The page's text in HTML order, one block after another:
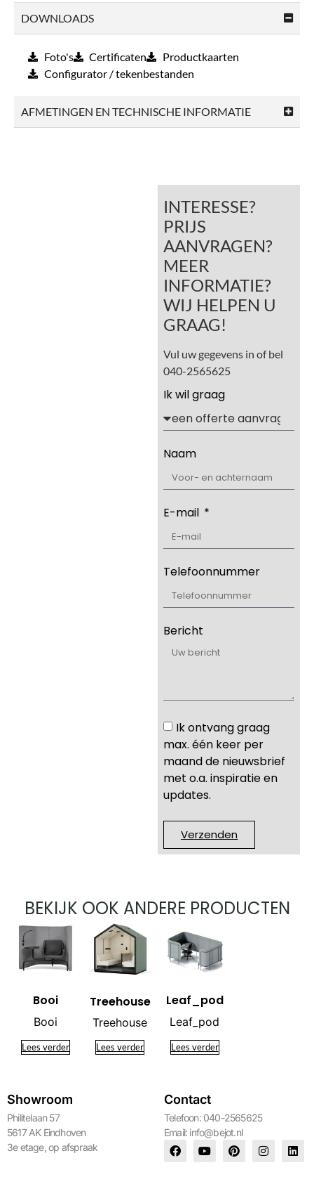
DOWNLOADS
Foto's Certificaten
Productkaarten
Configurator / tekenbestanden
AFMETINGEN EN TECHNISCHE INFORMATIE
INTERESSE?
PRIJS
AANVRAGEN?
MEER
INFORMATIE?
WIJ HELPEN U
GRAAG!
Vul uw gegevens in of bel
040-2565625
Ik wil graag
Naam
E-mail
Telefoonnummer
Bericht
Ik ontvang graag
max. één keer per
maand de nieuwsbrief
met o.a. inspiratie en
updates.
Verzenden
BEKIJK OOK ANDERE PRODUCTEN
Booi
Booi
Lees verder
Treehouse
Treehouse
Lees verder
Leaf_pod
Leaf_pod
Lees verder
Showroom
Philitelaan 57
5617 AK Eindhoven
3e etage, op afspraak
Contact
Telefoon: 040-2565625
Email: info@bejot.nl